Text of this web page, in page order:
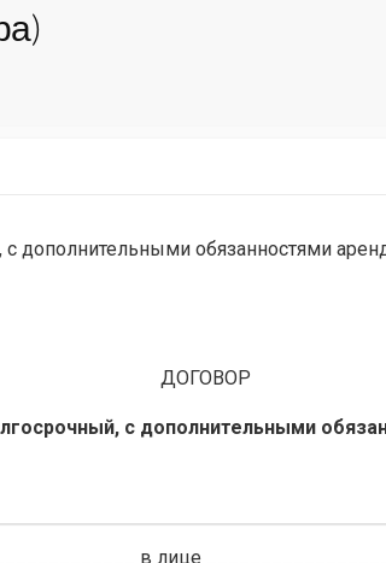
дополнительными обязанностями
ДОГОВОР
с дополнительными
в лице